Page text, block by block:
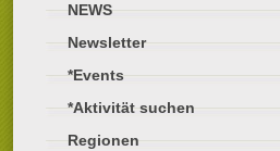
NEWS
Newsletter
*Events
*Aktivität suchen
Regionen